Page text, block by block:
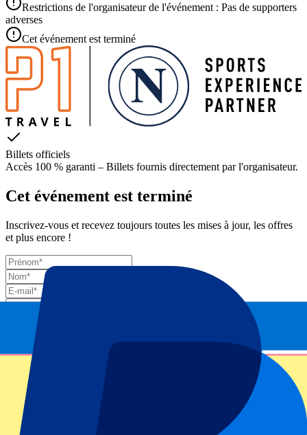
Restrictions de l'organisateur de l'événement : Pas de supporters
adverses
Cet événement est terminé
Billets officiels
Accès 100 % garanti – Billets fournis directement par l'organisateur.
Cet événement est terminé
Inscrivez-vous et recevez toujours toutes les mises à jour, les offres
et plus encore !
Envoyer
Vos informations seront utilisées conformément à notre
Privacy
.
Merci d'avoir envoyé le formulaire !
Informations sur l'événement